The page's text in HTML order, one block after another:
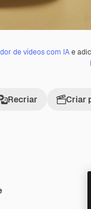
de vídeos com IAe
Recriar Criar